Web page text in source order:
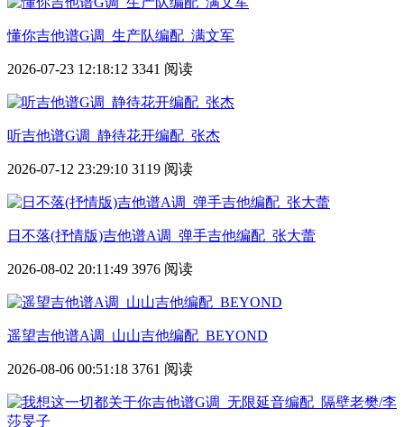
懂你吉他谱G调_生产队编配_满文军
2026-07-23 12:18:12 3341 阅读
听吉他谱G调_静待花开编配_张杰
2026-07-12 23:29:10 3119 阅读
日不落(抒情版)吉他谱A调_弹手吉他编配_张大蕾
2026-08-02 20:11:49 3976 阅读
遥望吉他谱A调_山山吉他编配_BEYOND
2026-08-06 00:51:18 3761 阅读